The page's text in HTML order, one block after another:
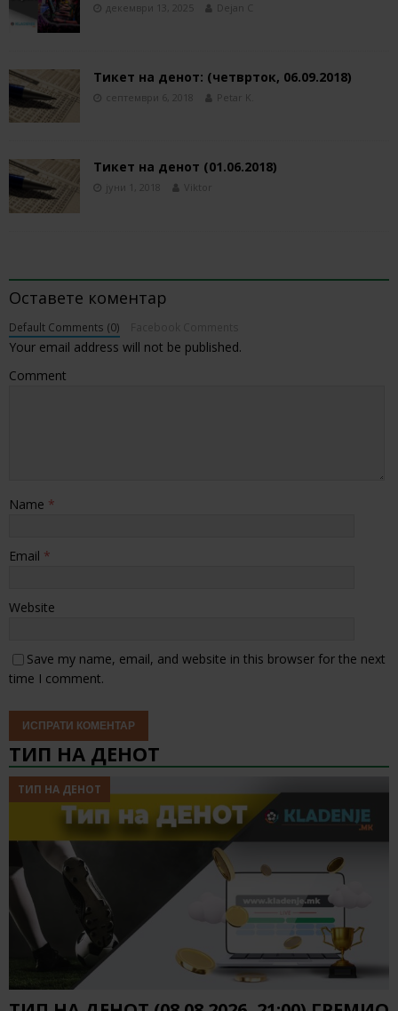
декември 13, 2025 Dejan C
Тикет на денот: (четврток, 06.09.2018)
септември 6, 2018 Petar K.
Тикет на денот (01.06.2018)
јуни 1, 2018 Viktor
Оставете коментар
Default Comments (0)
Your email address will not be published.
Comment
Name *
Email *
Website
Save my name, email, and website in this browser for the next
time I comment.
ТИП НА ДЕНОТ
ТИП НА ДЕНОТ